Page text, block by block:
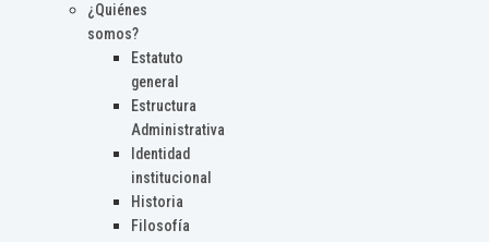
¿Quiénes
somos?
Estatuto
general
Estructura
Administrativa
Identidad
institucional
Historia
Filosofía